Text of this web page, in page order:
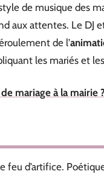
de musique des
aux attentes. Le DJ
de l’
les mariés et
mariage à la mairie
feu d’artifice.